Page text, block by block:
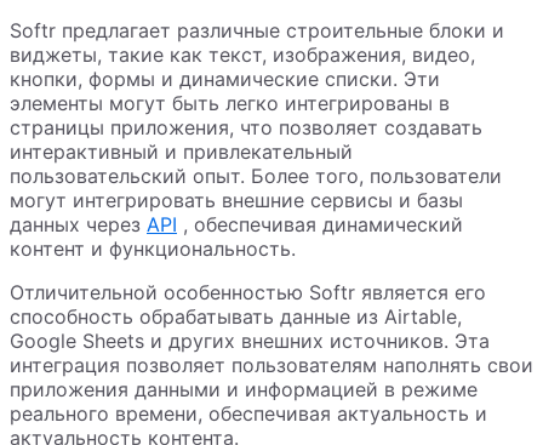
Softr предлагает различные строительные блоки и
виджеты, такие как текст, изображения, видео,
кнопки, формы и динамические списки. Эти
элементы могут быть легко интегрированы в
страницы приложения, что позволяет создавать
интерактивный и привлекательный
пользовательский опыт. Более того, пользователи
могут интегрировать внешние сервисы и базы
данных через API , обеспечивая динамический
контент и функциональность.
Отличительной особенностью Softr является его
способность обрабатывать данные из Airtable,
Google Sheets и других внешних источников. Эта
интеграция позволяет пользователям наполнять свои
приложения данными и информацией в режиме
реального времени, обеспечивая актуальность и
актуальность контента.